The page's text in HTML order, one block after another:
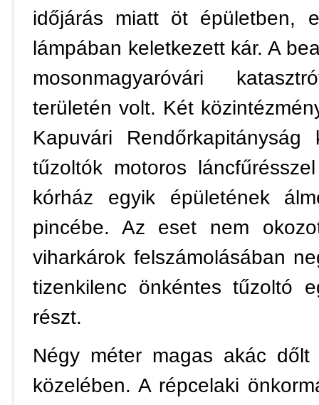
időjárás miatt öt épületben,
lámpában keletkezett kár. A
mosonmagyaróvári
területén volt. Két
Kapuvári
tűzoltók motoros
kórház egyik épületének
pincébe. Az eset nem
viharkárok felszámolásában
tizenkilenc önkéntes tűzoltó
részt.
Négy méter magas akác
közelében. A répcelaki